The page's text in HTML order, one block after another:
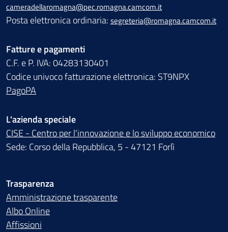
cameradellaromagna@pec.romagna.camcom.it
Posta elettronica ordinaria: segreteria@romagna.camcom.it
Fatture e pagamenti
C.F. e P. IVA: 04283130401
Codice univoco fatturazione elettronica: ST9NPX
PagoPA
L'azienda speciale
CISE - Centro per l'innovazione e lo sviluppo economico
Sede: Corso della Repubblica, 5 - 47121 Forlì
Trasparenza
Amministrazione trasparente
Albo Online
Affissioni